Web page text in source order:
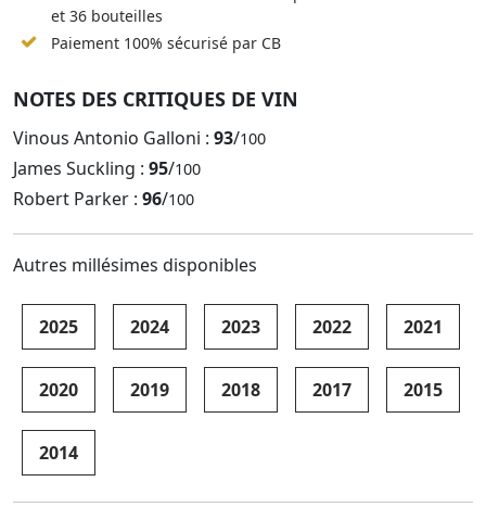
et 36 bouteilles
Paiement 100% sécurisé par CB
NOTES DES CRITIQUES DE VIN
Vinous Antonio Galloni : 93/100
James Suckling : 95/100
Robert Parker : 96/100
Autres millésimes disponibles
2025 2024 2023 2022 2021
2020 2019 2018 2017 2015
2014